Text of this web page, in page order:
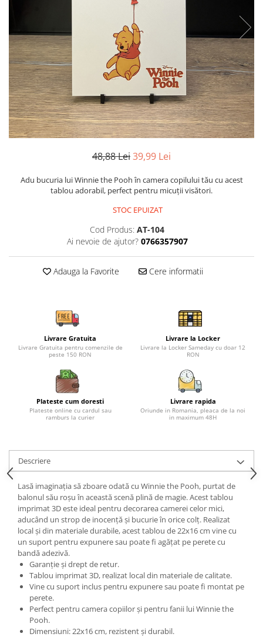
JUCĂRII PENTRU DEZVOLTARE
TĂVIȚE SENZORIALE
KITURI DE CONSTRUCȚIE
48,88 Lei39,99 Lei
Adu bucuria lui Winnie the Pooh în camera copilului tău cu acest
tablou adorabil, perfect pentru micuții visători.
STOC EPUIZAT
Cod Produs: AT-104
Ai nevoie de ajutor? 0766357907
Adauga la Favorite Cere informatii
Livrare Gratuita
Livrare Gratuita pentru comenzile de
peste 150 RON
Livrare la Locker
Livrare la Locker Sameday cu doar 12
RON
Plateste cum doresti
Plateste online cu cardul sau
ramburs la curier
Livrare rapida
Oriunde in Romania, pleaca de la noi
in maximum 48H
Descriere
Lasă imaginația să zboare odată cu Winnie the Pooh, purtat de
balonul său roșu în această scenă plină de magie. Acest tablou
imprimat 3D este ideal pentru decorarea camerei celor mici,
aducând un strop de inocență și bucurie în orice colț. Realizat
local și din materiale durabile, acest tablou de 22x16 cm vine cu
un suport pentru expunere sau poate fi agățat pe perete cu
bandă adezivă.
Garanție și drept de retur.
Tablou imprimat 3D, realizat local din materiale de calitate.
Vine cu suport inclus pentru expunere sau poate fi montat pe
perete.
Perfect pentru camera copiilor și pentru fanii lui Winnie the
Pooh.
Dimensiuni: 22x16 cm, rezistent și durabil.